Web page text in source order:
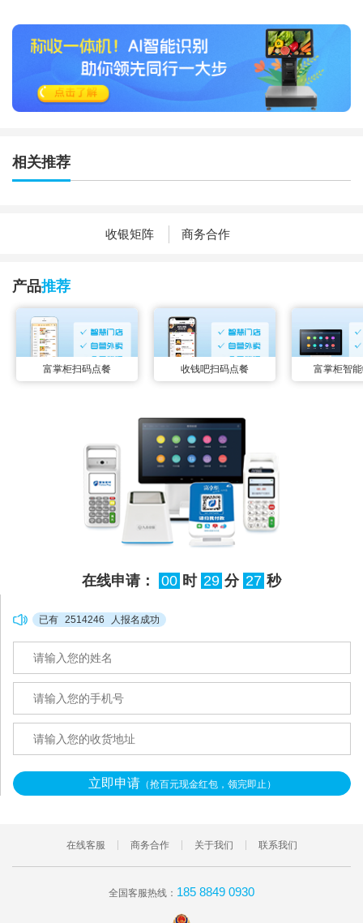
相关推荐
收银矩阵 商务合作
产品推荐
富掌柜扫码点餐 收钱吧扫码点餐 富掌柜智
在线申请： 00 时 29 分 26 秒
已有 2514246 人报名成功
立即申请（抢百元现金红包，领完即止）
在线客服 商务合作 关于我们 联系我们
全国客服热线： 185 8849 0930